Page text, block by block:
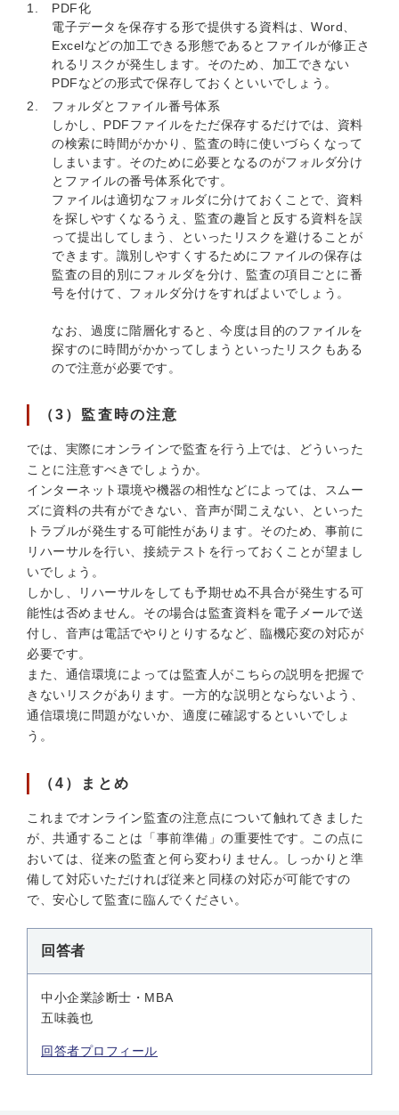
PDF化
電子データを保存する形で提供する資料は、Word、
Excelなどの加工できる形態であるとファイルが修正さ
れるリスクが発生します。そのため、加工できない
PDFなどの形式で保存しておくといいでしょう。
フォルダとファイル番号体系
しかし、PDFファイルをただ保存するだけでは、資料
の検索に時間がかかり、監査の時に使いづらくなって
しまいます。そのために必要となるのがフォルダ分け
とファイルの番号体系化です。
ファイルは適切なフォルダに分けておくことで、資料
を探しやすくなるうえ、監査の趣旨と反する資料を誤
って提出してしまう、といったリスクを避けることが
できます。識別しやすくするためにファイルの保存は
監査の目的別にフォルダを分け、監査の項目ごとに番
号を付けて、フォルダ分けをすればよいでしょう。
なお、過度に階層化すると、今度は目的のファイルを
探すのに時間がかかってしまうといったリスクもある
ので注意が必要です。
（3）監査時の注意
では、実際にオンラインで監査を行う上では、どういった
ことに注意すべきでしょうか。
インターネット環境や機器の相性などによっては、スムー
ズに資料の共有ができない、音声が聞こえない、といった
トラブルが発生する可能性があります。そのため、事前に
リハーサルを行い、接続テストを行っておくことが望まし
いでしょう。
しかし、リハーサルをしても予期せぬ不具合が発生する可
能性は否めません。その場合は監査資料を電子メールで送
付し、音声は電話でやりとりするなど、臨機応変の対応が
必要です。
また、通信環境によっては監査人がこちらの説明を把握で
きないリスクがあります。一方的な説明とならないよう、
通信環境に問題がないか、適度に確認するといいでしょ
う。
（4）まとめ
これまでオンライン監査の注意点について触れてきました
が、共通することは「事前準備」の重要性です。この点に
おいては、従来の監査と何ら変わりません。しっかりと準
備して対応いただければ従来と同様の対応が可能ですの
で、安心して監査に臨んでください。
回答者
中小企業診断士・MBA
五味義也
回答者プロフィール